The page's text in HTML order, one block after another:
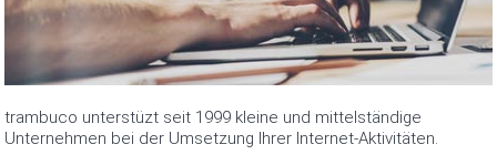
trambuco unterstüzt seit 1999 kleine und mittelständige
Unternehmen bei der Umsetzung Ihrer Internet-Aktivitäten.